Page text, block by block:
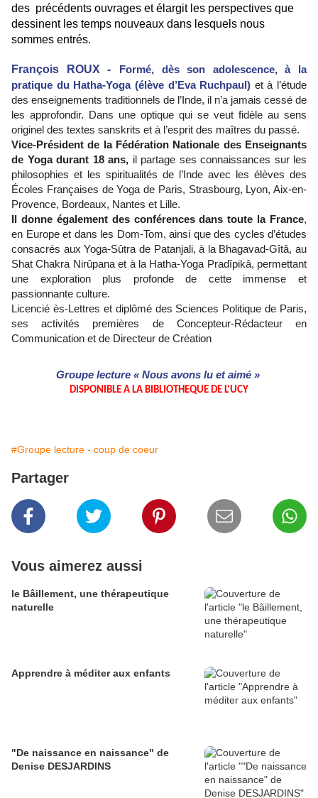
des précédents ouvrages et élargit les perspectives que
dessinent les temps nouveaux dans lesquels nous
sommes entrés.
François ROUX -
Formé, dès son adolescence, à la
pratique du Hatha-Yoga (élève d’Eva Ruchpaul) et à l’étude
des enseignements traditionnels de l’Inde, il n’a jamais cessé de
les approfondir. Dans une optique qui se veut fidèle au sens
originel des textes sanskrits et à l’esprit des maîtres du passé.
Vice-Président de la Fédération Nationale des Enseignants
de Yoga durant 18 ans, il partage ses connaissances sur les
philosophies et les spiritualités de l’Inde avec les élèves des
Écoles Françaises de Yoga de Paris, Strasbourg, Lyon, Aix-en-
Provence, Bordeaux, Nantes et Lille.
Il donne également des conférences dans toute la France,
en Europe et dans les Dom-Tom, ainsi que des cycles d’études
consacrés aux Yoga-Sûtra de Patanjali, à la Bhagavad-Gîtâ, au
Shat Chakra Nirûpana et à la Hatha-Yoga Pradîpikâ, permettant
une exploration plus profonde de cette immense et
passionnante culture.
Licencié ès-Lettres et diplômé des Sciences Politique de Paris,
ses activités premières de Concepteur-Rédacteur en
Communication et de Directeur de Création
Groupe lecture « Nous avons lu et aimé »
DISPONIBLE A LA BIBLIOTHEQUE DE L'UCY
#Groupe lecture - coup de coeur
Partager
Vous aimerez aussi
le Bâillement, une thérapeutique
naturelle
Apprendre à méditer aux enfants
"De naissance en naissance" de
Denise DESJARDINS